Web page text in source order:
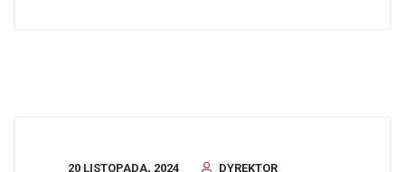
20 LISTOPADA, 2024
DYREKTOR